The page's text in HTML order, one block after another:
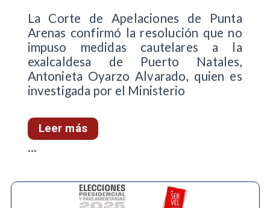
La Corte de Apelaciones de Punta
Arenas confirmó la resolución que no
impuso medidas cautelares a la
exalcaldesa de Puerto Natales,
Antonieta Oyarzo Alvarado, quien es
investigada por el Ministerio
Leer más
...